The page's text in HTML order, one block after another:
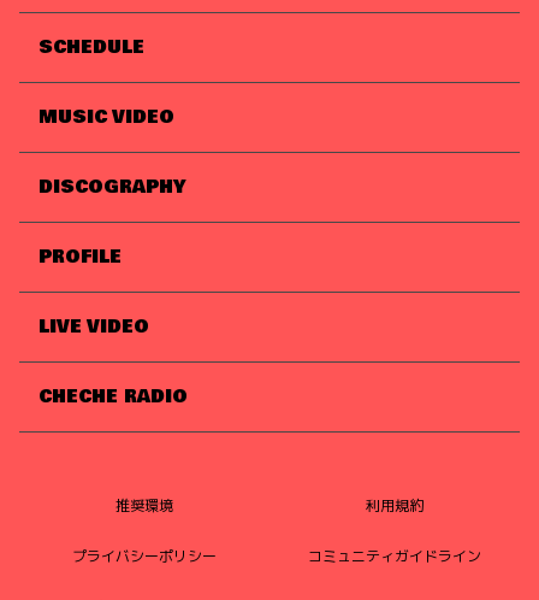
SCHEDULE
MUSIC VIDEO
DISCOGRAPHY
PROFILE
LIVE VIDEO
CHECHE RADIO
推奨環境 利用規約
プライバシーポリシー コミュニティガイドライン